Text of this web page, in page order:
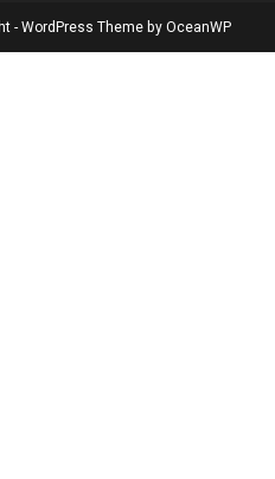
- WordPress Theme by OceanWP